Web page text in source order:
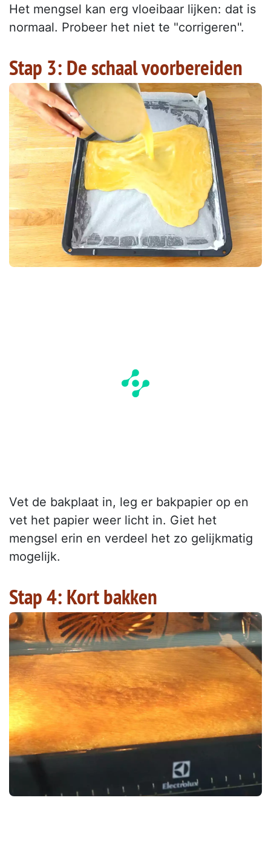
Het mengsel kan erg vloeibaar lijken: dat is
normaal. Probeer het niet te "corrigeren".
Stap 3: De schaal voorbereiden
Vet de bakplaat in, leg er bakpapier op en
vet het papier weer licht in. Giet het
mengsel erin en verdeel het zo gelijkmatig
mogelijk.
Stap 4: Kort bakken